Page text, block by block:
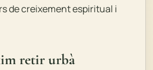
de creixement espiritual i
retir urbà